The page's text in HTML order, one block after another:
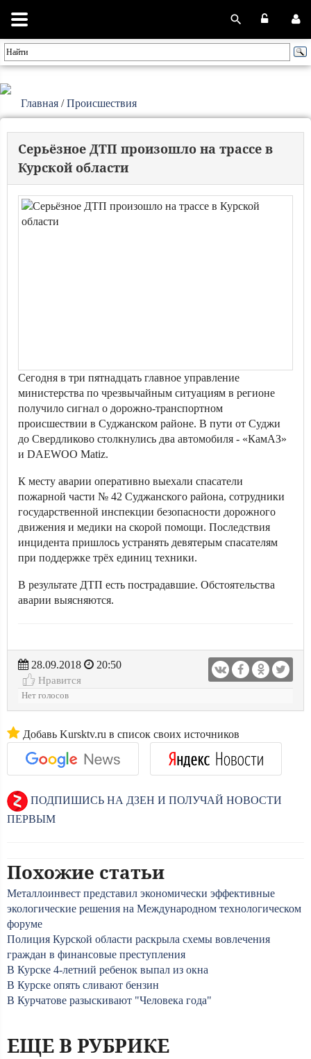
Главная /Происшествия
Серьёзное ДТП произошло на трассе в
Курской области
Сегодня в три пятнадцать главное управление
министерства по чрезвычайным ситуациям в регионе
получило сигнал о дорожно-транспортном
происшествии в Суджанском районе. В пути от Суджи
до Свердликово столкнулись два автомобиля - «КамАЗ»
и DAEWOO Matiz.
К месту аварии оперативно выехали спасатели
пожарной части № 42 Суджанского района, сотрудники
государственной инспекции безопасности дорожного
движения и медики на скорой помощи. Последствия
инцидента пришлось устранять девятерым спасателям
при поддержке трёх единиц техники.
В результате ДТП есть пострадавшие. Обстоятельства
аварии выясняются.
28.09.2018
20:50
Нравится
Нет голосов
Добавь Kursktv.ru в список своих источников
ПОДПИШИСЬ НА ДЗЕН И ПОЛУЧАЙ НОВОСТИ
ПЕРВЫМ
Похожие статьи
Металлоинвест представил экономически эффективные
экологические решения на Международном технологическом
форуме
Полиция Курской области раскрыла схемы вовлечения
граждан в финансовые преступления
В Курске 4-летний ребенок выпал из окна
В Курске опять сливают бензин
В Курчатове разыскивают "Человека года"
ЕЩЕ В РУБРИКЕ